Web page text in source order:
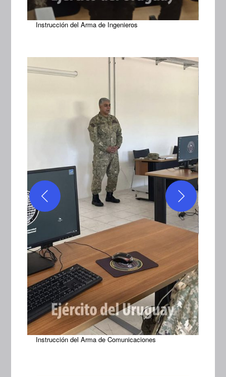
Instrucción del Arma de Ingenieros
Instrucción del Arma de Comunicaciones